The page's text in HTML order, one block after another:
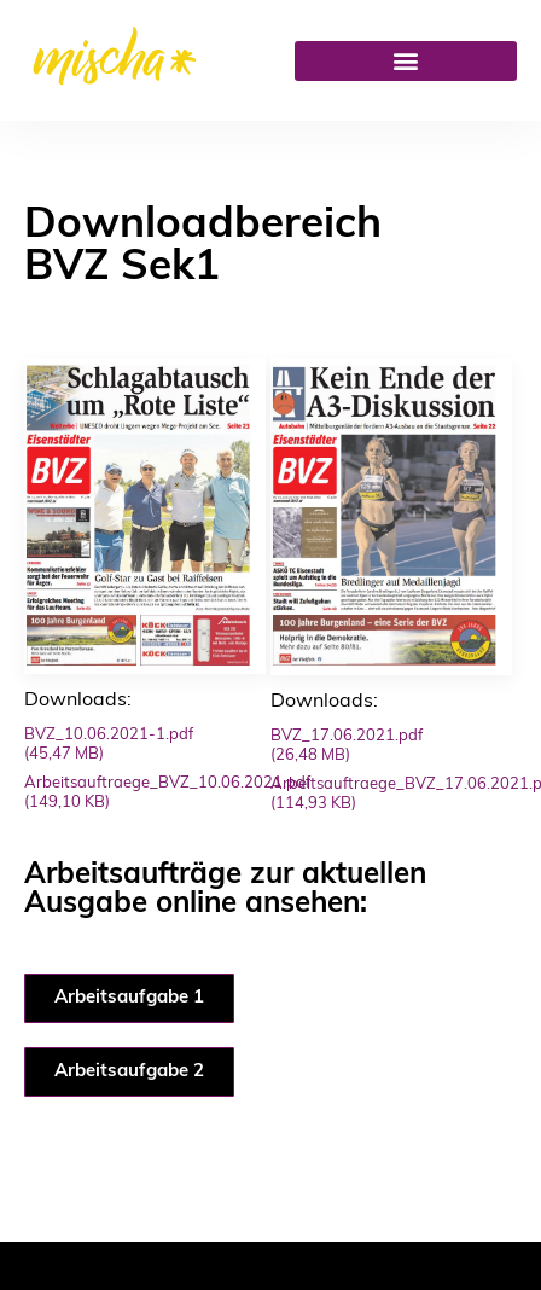
Downloadbereich
BVZ Sek1
Downloads:
BVZ_17.06.2021.pdf
(26,48 MB)
(114,93 KB)
Downloads:
BVZ_10.06.2021-1.pdf
(45,47 MB)
Arbeitsauftraege_BVZ_10.06.2021.pdf
(149,10 KB)
Arbeitsaufträge zur aktuellen
Ausgabe online ansehen:
Arbeitsaufgabe 1
Arbeitsaufgabe 2